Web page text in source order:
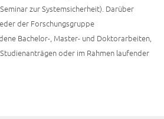
zur Systemsicherheit). Darüber
der Forschungsgruppe
Bachelor-, Master- und Doktorarbeiten,
oder im Rahmen laufender